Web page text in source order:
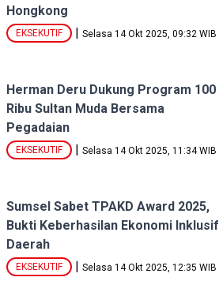
Hongkong
EKSEKUTIF | Selasa 14 Okt 2025, 09:32 WIB
Herman Deru Dukung Program 100
Ribu Sultan Muda Bersama
Pegadaian
EKSEKUTIF | Selasa 14 Okt 2025, 11:34 WIB
Sumsel Sabet TPAKD Award 2025,
Bukti Keberhasilan Ekonomi Inklusif
Daerah
EKSEKUTIF | Selasa 14 Okt 2025, 12:35 WIB